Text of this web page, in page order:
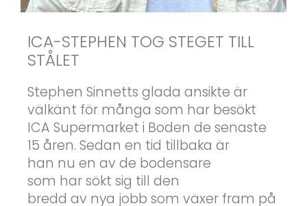
ICA-STEPHEN TOG STEGET TILL
STÅLET
Stephen Sinnetts glada ansikte är
välkänt för många som har besökt
ICA Supermarket i Boden de senaste
15 åren. Sedan en tid tillbaka är
han nu en av de bodensare
som har sökt sig till den
bredd av nya jobb som växer fram på